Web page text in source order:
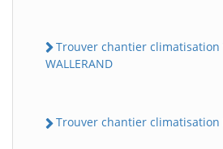
Trouver chantier climatisation
WALLERAND
Trouver chantier climatisation